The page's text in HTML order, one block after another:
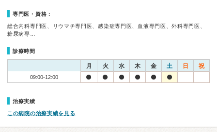
専門医・資格：
総合内科専門医、リウマチ専門医、感染症専門医、血液専門医、外科専門医、
糖尿病専…
診療時間
月 火 水 木 金 土 日 祝
09:00-12:00
治療実績
この病院の治療実績を見る